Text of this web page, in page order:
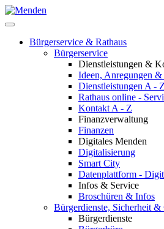
Bürgerservice & Rathaus
Bürgerservice
Dienstleistungen &
Ideen, Anregungen &
Dienstleistungen A - Z
Rathaus online -
Kontakt A - Z
Finanzverwaltung
Finanzen
Digitales Menden
Digitalisierung
Smart City
Datenplattform -
Infos & Service
Broschüren & Infos
Bürgerdienste, Sicherheit &
Bürgerdienste